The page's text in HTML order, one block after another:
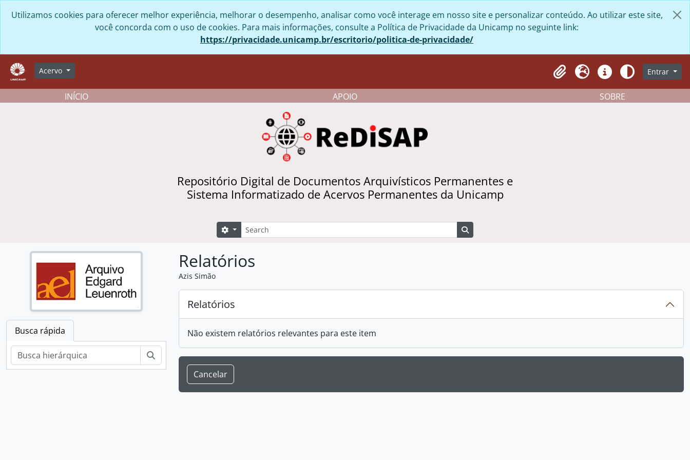
Utilizamos cookies para oferecer melhor experiência, melhorar o desempenho, analisar como você interage em nosso site e personalizar conteúdo. Ao utilizar este site,
você concorda com o uso de cookies. Para mais informações, consulte a Política de Privacidade da Unicamp no seguinte link:
https://privacidade.unicamp.br/escritorio/politica-de-privacidade/
Acervo
Clipboard
Idioma AtalhosAparênciaEntrar
INÍCIO APOIO SOBRE
Repositório Digital de Documentos Arquivísticos Permanentes e
Sistema Informatizado de Acervos Permanentes da Unicamp
Buscar
Opções de busca
Busca rápida
Buscar
Relatórios
Azis Simão
Relatórios
Não existem relatórios relevantes para este item
Cancelar